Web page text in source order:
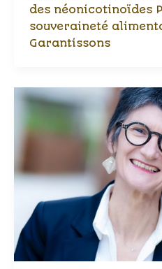
des néonicotinoïdes
souveraineté
Garantissons